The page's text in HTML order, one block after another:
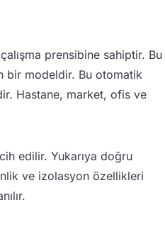
prensibine sahiptir. Bu
bir modeldir. Bu otomatik
Hastane, market, ofis ve
edilir. Yukarıya doğru
ve izolasyon özellikleri